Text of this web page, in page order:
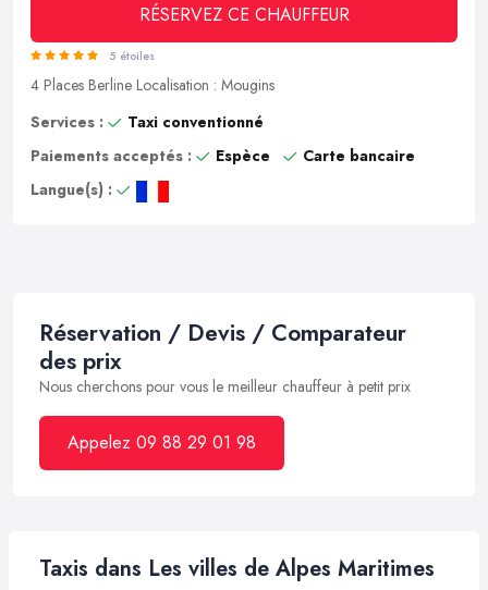
RÉSERVEZ CE CHAUFFEUR
5 étoiles
4 Places Berline Localisation : Mougins
Services :
Taxi conventionné
Paiements acceptés :
Espèce
Carte bancaire
Langue(s) :
Réservation / Devis / Comparateur
des prix
Nous cherchons pour vous le meilleur chauffeur à petit prix
Appelez 09 88 29 01 98
Taxis dans Les villes de Alpes Maritimes